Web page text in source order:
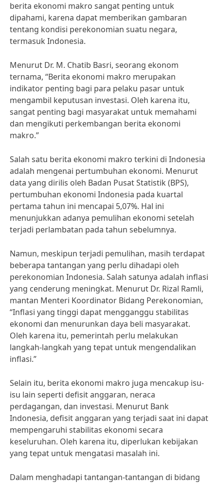
berita ekonomi makro sangat penting untuk
dipahami, karena dapat memberikan gambaran
tentang kondisi perekonomian suatu negara,
termasuk Indonesia.
Menurut Dr. M. Chatib Basri, seorang ekonom
ternama, “Berita ekonomi makro merupakan
indikator penting bagi para pelaku pasar untuk
mengambil keputusan investasi. Oleh karena itu,
sangat penting bagi masyarakat untuk memahami
dan mengikuti perkembangan berita ekonomi
makro.”
Salah satu berita ekonomi makro terkini di Indonesia
adalah mengenai pertumbuhan ekonomi. Menurut
data yang dirilis oleh Badan Pusat Statistik (BPS),
pertumbuhan ekonomi Indonesia pada kuartal
pertama tahun ini mencapai 5,07%. Hal ini
menunjukkan adanya pemulihan ekonomi setelah
terjadi perlambatan pada tahun sebelumnya.
Namun, meskipun terjadi pemulihan, masih terdapat
beberapa tantangan yang perlu dihadapi oleh
perekonomian Indonesia. Salah satunya adalah inflasi
yang cenderung meningkat. Menurut Dr. Rizal Ramli,
mantan Menteri Koordinator Bidang Perekonomian,
“Inflasi yang tinggi dapat mengganggu stabilitas
ekonomi dan menurunkan daya beli masyarakat.
Oleh karena itu, pemerintah perlu melakukan
langkah-langkah yang tepat untuk mengendalikan
inflasi.”
Selain itu, berita ekonomi makro juga mencakup isu-
isu lain seperti defisit anggaran, neraca
perdagangan, dan investasi. Menurut Bank
Indonesia, defisit anggaran yang terjadi saat ini dapat
mempengaruhi stabilitas ekonomi secara
keseluruhan. Oleh karena itu, diperlukan kebijakan
yang tepat untuk mengatasi masalah ini.
Dalam menghadapi tantangan-tantangan di bidang